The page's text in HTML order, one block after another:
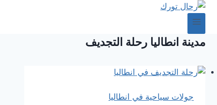
مدينة انطاليا رحلة التجديف
جولات سياحية في انطاليا